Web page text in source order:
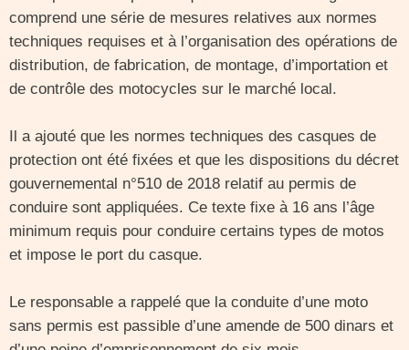
comprend une série de mesures relatives aux normes
techniques requises et à l’organisation des opérations de
distribution, de fabrication, de montage, d’importation et
de contrôle des motocycles sur le marché local.
Il a ajouté que les normes techniques des casques de
protection ont été fixées et que les dispositions du décret
gouvernemental n°510 de 2018 relatif au permis de
conduire sont appliquées. Ce texte fixe à 16 ans l’âge
minimum requis pour conduire certains types de motos
et impose le port du casque.
Le responsable a rappelé que la conduite d’une moto
sans permis est passible d’une amende de 500 dinars et